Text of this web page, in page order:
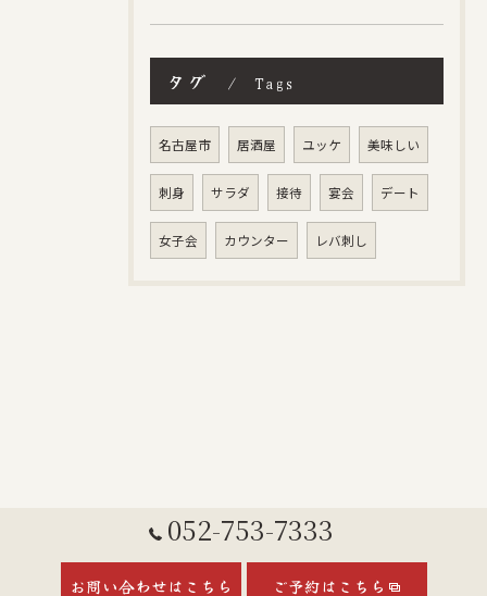
タグ Tags
名古屋市 居酒屋 ユッケ 美味しい
刺身 サラダ 接待 宴会 デート
女子会 カウンター レバ刺し
052-753-7333
お問い合わせはこちら ご予約はこちら